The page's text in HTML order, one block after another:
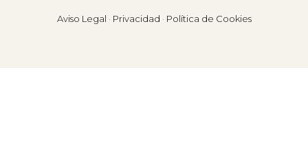
Aviso Legal · Privacidad · Política de Cookies